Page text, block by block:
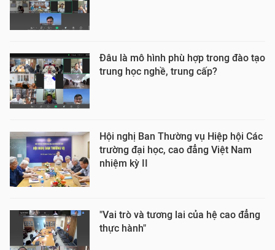
Đâu là mô hình phù hợp trong đào tạo
trung học nghề, trung cấp?
Hội nghị Ban Thường vụ Hiệp hội Các
trường đại học, cao đẳng Việt Nam
nhiệm kỳ II
"Vai trò và tương lai của hệ cao đẳng
thực hành"